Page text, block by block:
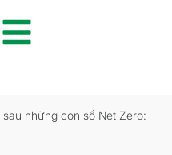
những con số Net Zero: